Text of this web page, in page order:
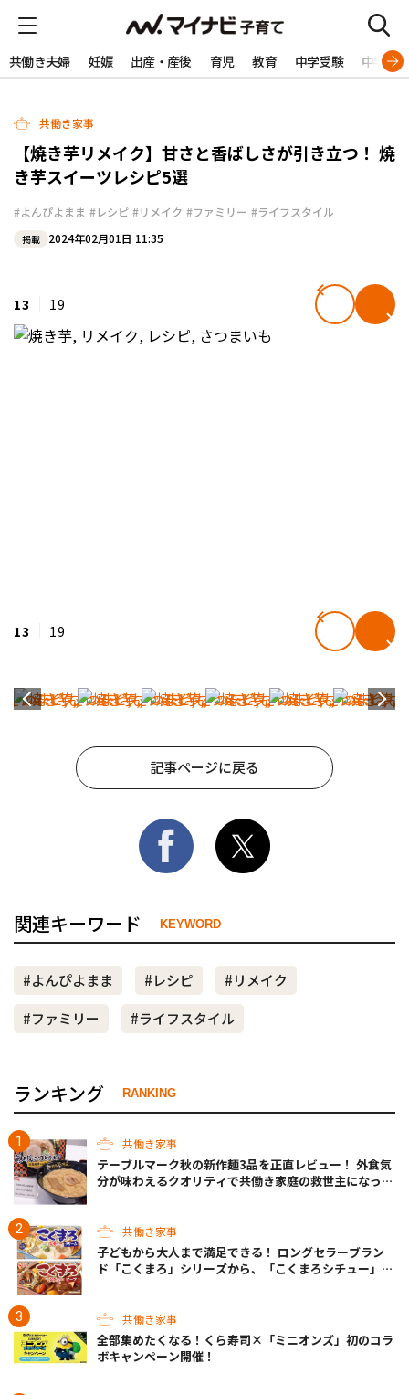
共働き夫婦 妊娠 出産・産後 育児 教育 中学受験 中学生
共働き家事
【焼き芋リメイク】甘さと香ばしさが引き立つ！ 焼
き芋スイーツレシピ5選
#よんぴよまま #レシピ #リメイク #ファミリー #ライフスタイル
掲載 2024年02月01日 11:35
13 19
13 19
記事ページに戻る
関連キーワード KEYWORD
#よんぴよまま #レシピ
#リメイク
#ファミリー
#ライフスタイル
ランキング RANKING
共働き家事
テーブルマーク秋の新作麺3品を正直レビュー！ 外食気
分が味わえるクオリティで共働き家庭の救世主になって
共働き家事
子どもから大人まで満足できる！ ロングセラーブラン
ド「こくまろ」シリーズから、「こくまろシチュー」＜
共働き家事
全部集めたくなる！くら寿司×「ミニオンズ」初のコラ
ボキャンペーン開催！